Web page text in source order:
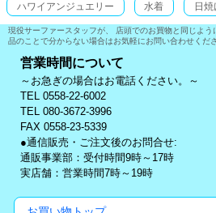
ハワイアンジュエリー 水着 日焼
現役サーファースタッフが、 店頭でのお買物と同じよ
品のことで分からない場合はお気軽にお問い合わせくださ
営業時間について
～お急ぎの場合はお電話ください。～
TEL 0558-22-6002
TEL 080-3672-3996
FAX 0558-23-5339
●通信販売・ご注文後のお問合せ:
通販事業部：受付時間9時～17時
実店舗：営業時間7時～19時